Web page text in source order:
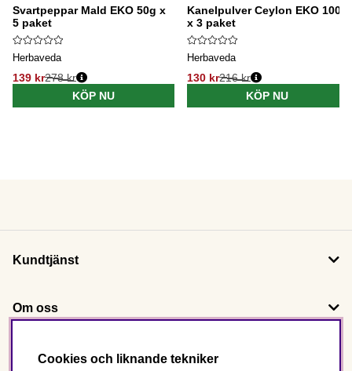
Svartpeppar Mald EKO 50g x
5 paket
Herbaveda
139 kr278 kr
KÖP NU
Kanelpulver Ceylon EKO 100g
x 3 paket
Herbaveda
130 kr216 kr
KÖP NU
Kundtjänst
Om oss
Följ oss
Cookies och liknande tekniker